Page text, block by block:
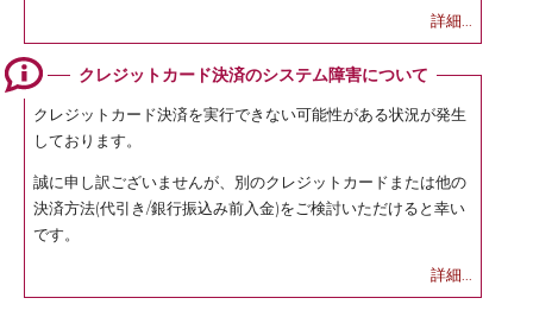
詳細...
クレジットカード決済のシステム障害について
クレジットカード決済を実行できない可能性がある状況が発生
しております。
誠に申し訳ございませんが、別のクレジットカードまたは他の
決済方法(代引き/銀行振込み前入金)をご検討いただけると幸い
です。
詳細...